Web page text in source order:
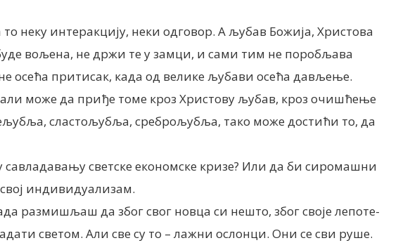
неку интеракцију, неки одговор. А љубав Божија, Христова
вољена, не држи те у замци, и сами тим не поробљава
осећа притисак, када од велике љубави осећа дављење.
али може да приђе томе кроз Христову љубав, кроз очишћење
сластољубља, среброљубља, тако може достићи то, да
светске економске кризе? Или да би сиромашни
индивидуализам.
размишљаш да због свог новца си нешто, због своје лепоте-
светом. Али све су то – лажни ослонци. Они се сви руше.